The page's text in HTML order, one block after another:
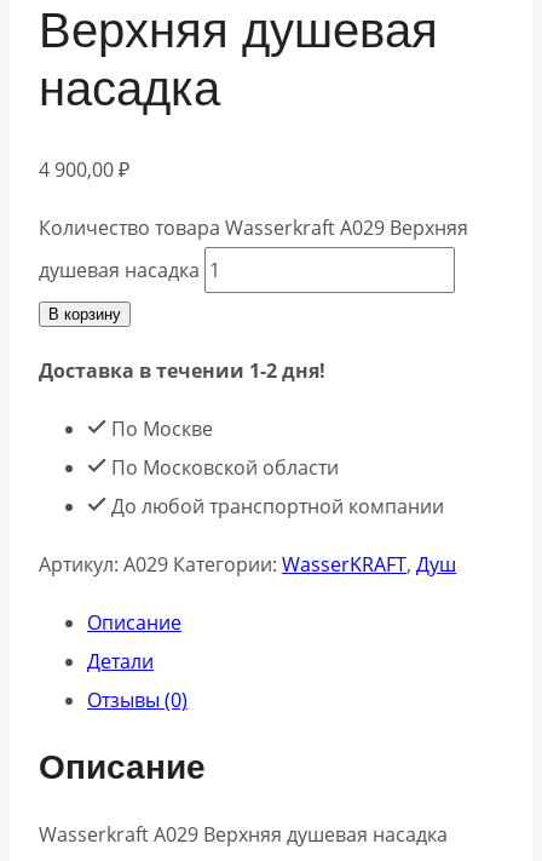
Верхняя душевая
насадка
4 900,00₽
Количество товара Wasserkraft A029 Верхняя
душевая насадка
В корзину
Доставка в течении 1-2 дня!
По Москве
По Московской области
До любой транспортной компании
Артикул: A029 Категории: WasserKRAFT, Душ
Описание
Детали
Отзывы (0)
Описание
Wasserkraft A029 Верхняя душевая насадка